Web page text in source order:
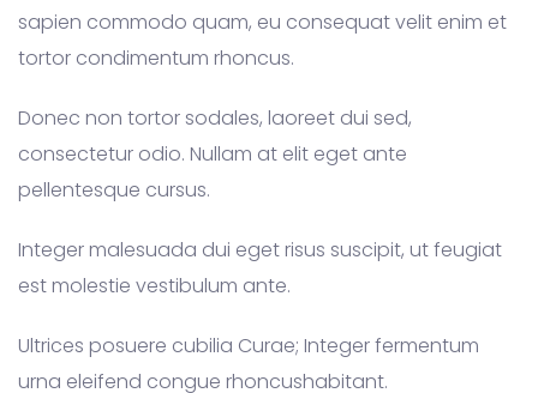
sapien commodo quam, eu consequat velit enim et
tortor condimentum rhoncus.
Donec non tortor sodales, laoreet dui sed,
consectetur odio. Nullam at elit eget ante
pellentesque cursus.
Integer malesuada dui eget risus suscipit, ut feugiat
est molestie vestibulum ante.
Ultrices posuere cubilia Curae; Integer fermentum
urna eleifend congue rhoncushabitant.